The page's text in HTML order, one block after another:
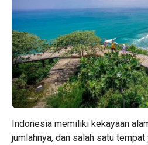
Indonesia memiliki kekayaan
jumlahnya, dan salah satu